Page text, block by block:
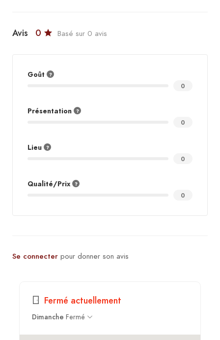
Avis 0 Basé sur 0 avis
Goût
0
Présentation
0
Lieu
0
Qualité/Prix
0
Se connecter pour donner son avis
Fermé actuellement
Dimanche Fermé